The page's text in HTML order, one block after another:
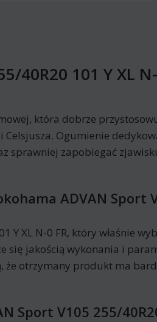
40R20 101 Y XL
która dobrze
Ogumienie
sprawniej zapobiegać
ADVAN Sport
Y XL N-0 FR, który właśnie
się jakością wykonania i
otrzymany produkt ma
Sport V105 255/